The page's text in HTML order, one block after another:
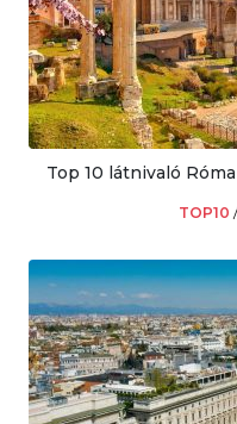
Top 10 látnivaló
TOP10